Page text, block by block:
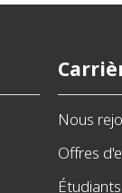
Nous
Offres